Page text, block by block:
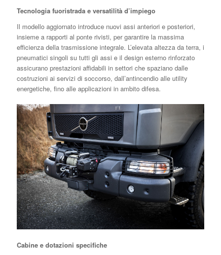
Tecnologia fuoristrada e versatilità d’impiego
Il modello aggiornato introduce nuovi assi anteriori e posteriori,
insieme a rapporti al ponte rivisti, per garantire la massima
efficienza della trasmissione integrale. L’elevata altezza da terra, i
pneumatici singoli su tutti gli assi e il design esterno rinforzato
assicurano prestazioni affidabili in settori che spaziano dalle
costruzioni ai servizi di soccorso, dall’antincendio alle utility
energetiche, fino alle applicazioni in ambito difesa.
Cabine e dotazioni specifiche